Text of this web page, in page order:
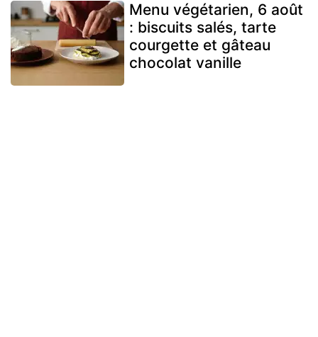
Menu végétarien, 6 août
: biscuits salés, tarte
courgette et gâteau
chocolat vanille